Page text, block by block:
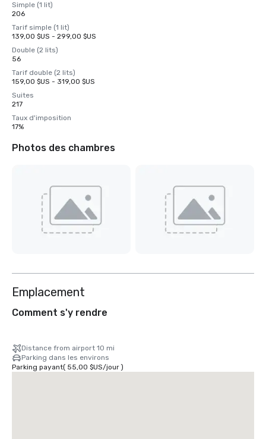
Simple (1 lit)
206
Tarif simple (1 lit)
139,00 $US - 299,00 $US
Double (2 lits)
56
Tarif double (2 lits)
159,00 $US - 319,00 $US
Suites
217
Taux d'imposition
17%
Photos des chambres
Emplacement
Comment s'y rendre
Distance from airport 10 mi
Parking dans les environs
Parking payant( 55,00 $US/jour)